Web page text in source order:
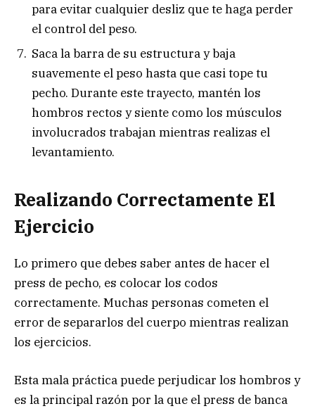
para evitar cualquier desliz que te haga perder
el control del peso.
Saca la barra de su estructura y baja
suavemente el peso hasta que casi tope tu
pecho. Durante este trayecto, mantén los
hombros rectos y siente como los músculos
involucrados trabajan mientras realizas el
levantamiento.
Realizando Correctamente El
Ejercicio
Lo primero que debes saber antes de hacer el
press de pecho, es colocar los codos
correctamente. Muchas personas cometen el
error de separarlos del cuerpo mientras realizan
los ejercicios.
Esta mala práctica puede perjudicar los hombros y
es la principal razón por la que el press de banca